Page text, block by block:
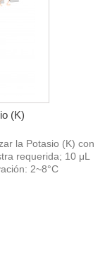
(K)
la Potasio (K) con
requerida; 10 μL
2~8°C